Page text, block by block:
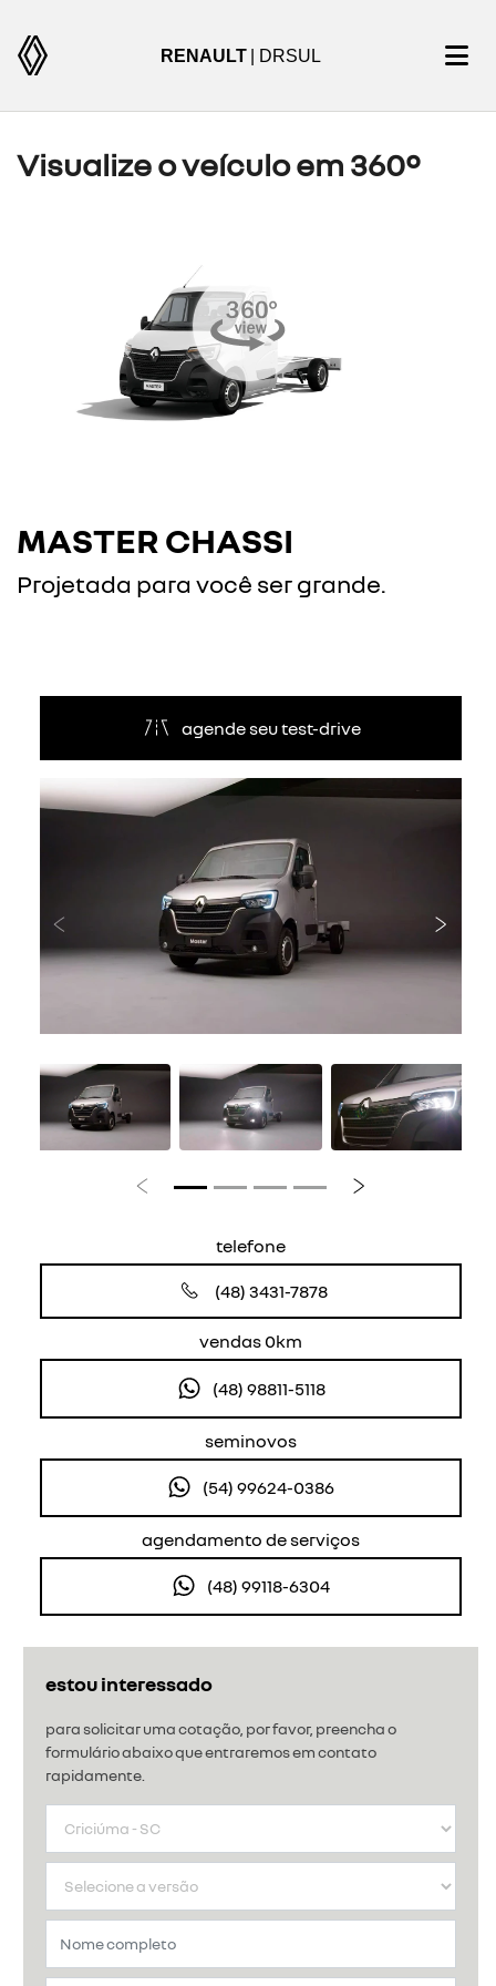
RENAULT | DRSUL
Visualize o veículo em 360°
MASTER CHASSI
Projetada para você ser grande.
agende seu test-drive
estou interessado
para solicitar uma cotação, por favor, preencha o
formulário abaixo que entraremos em contato
rapidamente.
Anterior
Anterior Próximo
telefone
(48) 3431-7878
vendas 0km
(48) 98811-5118
seminovos
(54) 99624-0386
agendamento de serviços
(48) 99118-6304